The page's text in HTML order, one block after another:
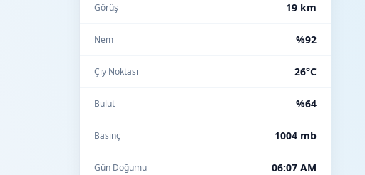
Görüş 19 km
Nem %92
Çiy Noktası 26°C
Bulut %64
Basınç 1004 mb
Gün Doğumu 06:07 AM